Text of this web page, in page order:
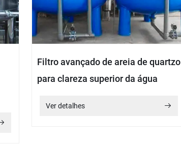
Filtro avançado de areia de quartzo
para clareza superior da água
Ver detalhes